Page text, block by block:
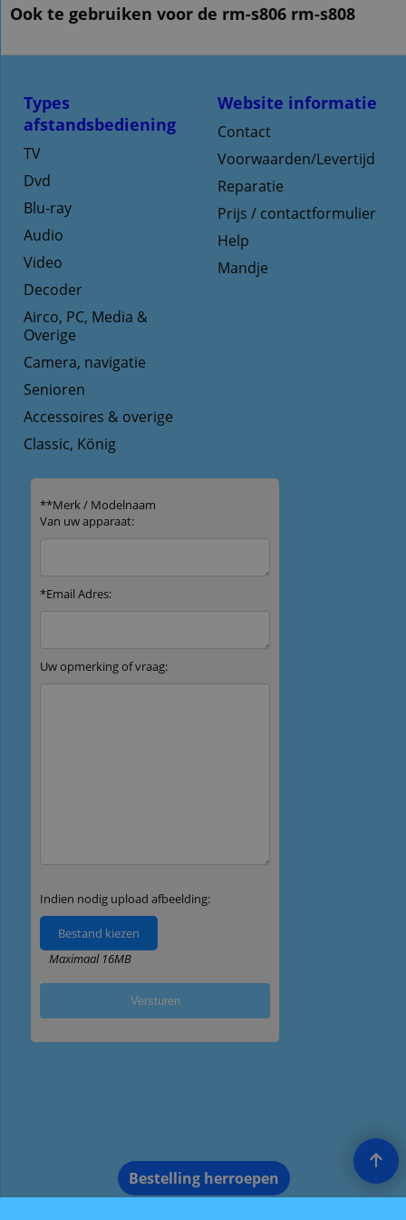
Ook te gebruiken voor de rm-s806 rm-s808
Website informatie
Contact
Voorwaarden/Levertijd
Reparatie
Prijs / contactformulier
Help
Mandje
Types
afstandsbediening
TV
Dvd
Blu-ray
Audio
Video
Decoder
Airco, PC, Media &
Overige
Camera, navigatie
Senioren
Accessoires & overige
Classic, König
Bestelling herroepen